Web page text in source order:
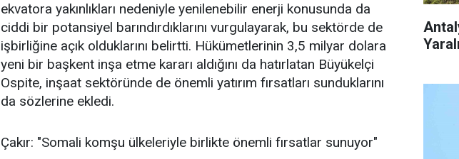
ekvatora yakınlıkları nedeniyle yenilenebilir enerji konusunda da
ciddi bir potansiyel barındırdıklarını vurgulayarak, bu sektörde de
işbirliğine açık olduklarını belirtti. Hükümetlerinin 3,5 milyar dolara
yeni bir başkent inşa etme kararı aldığını da hatırlatan Büyükelçi
Ospite, inşaat sektöründe de önemli yatırım fırsatları sunduklarını
da sözlerine ekledi.
Çakır: "Somali komşu ülkeleriyle birlikte önemli fırsatlar sunuyor"
Yaralı